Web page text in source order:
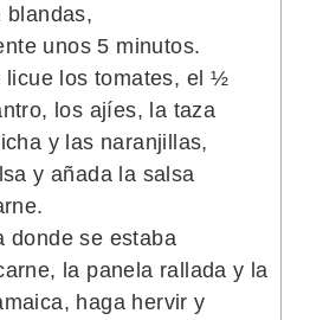
blandas,
unos 5 minutos.
licue los tomates, el ½
los ajíes, la taza
y las naranjillas,
y añada la salsa
donde se estaba
la panela rallada y la
haga hervir y